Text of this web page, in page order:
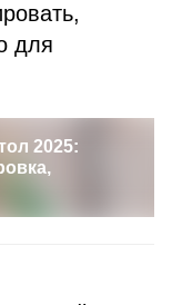
для
2025: